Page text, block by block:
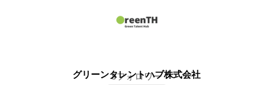
グリーンタレントハブ株式会社
8フォロワー